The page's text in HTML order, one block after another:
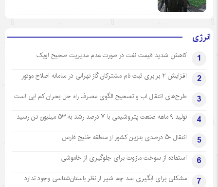
انرژی
1 کاهش شدید قیمت نفت در صورت عدم مدیریت صحیح اوپک
2 افزایش ۲ برابری ثبت نام مشترکان گاز تهرانی‌ در سامانه اصلاح موتور
3 طرح‌های انتقال آب و تصحیح الگوی مصرف راه حل بحران کم آبی است
4 تولید ۹ ماهه صنعت پتروشیمی با ۷ درصد رشد به ۵۳ میلیون تن رسید
5 انتقال ۵۰ درصدی بنزین کشور از منطقه خلیج فارس
6 استفاده از سوخت مازوت برای جلوگیری از خاموشی
7 مشکلی برای آبگیری سد چم شیر از نظر باستان‌شناسی وجود ندارد